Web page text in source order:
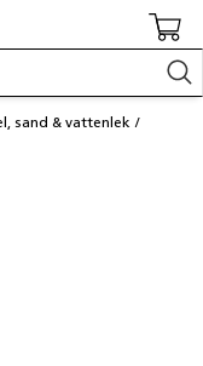
sand & vattenlek